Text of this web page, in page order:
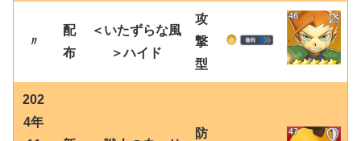
〃
配
布
＜いたずらな風
＞ハイド
攻
撃
型
202
4年
防